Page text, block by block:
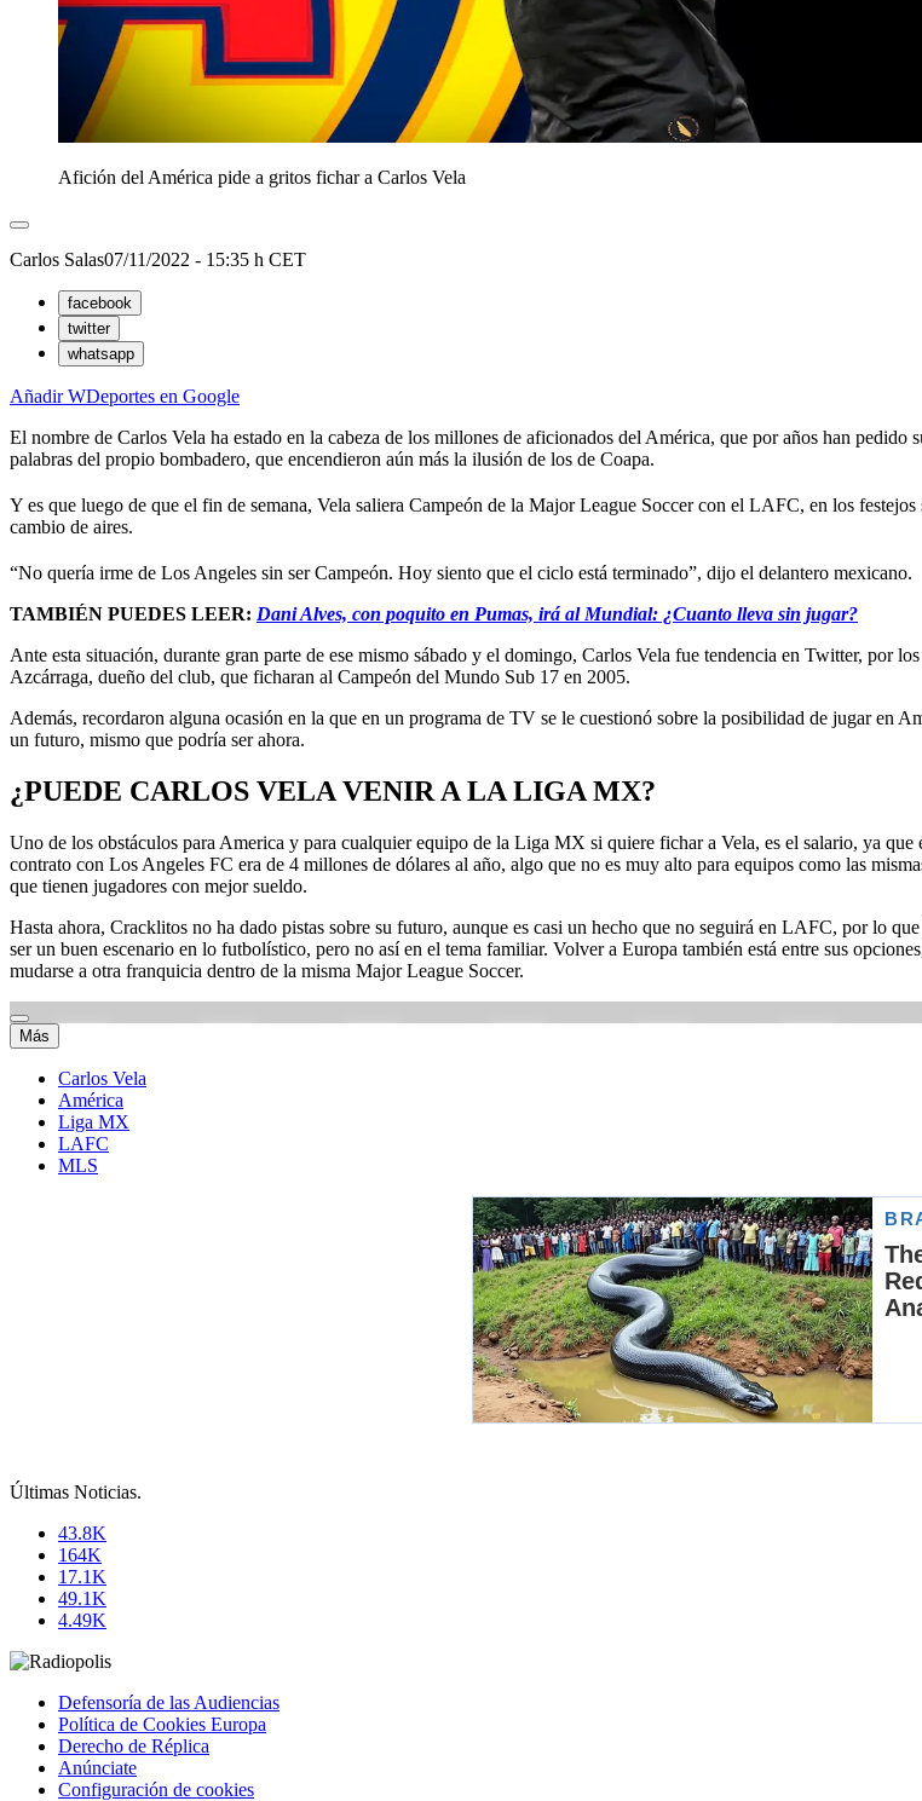
Afición del América pide a gritos fichar a Carlos Vela
Carlos Salas07/11/2022 - 15:35 h CET
facebook
twitter
whatsapp
Añadir WDeportes en Google
El nombre de Carlos Vela ha estado en la cabeza de los millones de aficionados del América, que por años han
palabras del propio bombadero, que encendieron aún más la ilusión de los de Coapa.
Y es que luego de que el fin de semana, Vela saliera Campeón de la Major League Soccer con el LAFC, en los
cambio de aires.
“No quería irme de Los Angeles sin ser Campeón. Hoy siento que el ciclo está terminado”, dijo el delantero mexicano.
TAMBIÉN PUEDES LEER: Dani Alves, con poquito en Pumas, irá al Mundial: ¿Cuanto lleva sin jugar?
Ante esta situación, durante gran parte de ese mismo sábado y el domingo, Carlos Vela fue tendencia en Twitter, por
Azcárraga, dueño del club, que ficharan al Campeón del Mundo Sub 17 en 2005.
Además, recordaron alguna ocasión en la que en un programa de TV se le cuestionó sobre la posibilidad de jugar en
un futuro, mismo que podría ser ahora.
¿PUEDE CARLOS VELA VENIR A LA LIGA MX?
Uno de los obstáculos para America y para cualquier equipo de la Liga MX si quiere fichar a Vela, es el salario, ya
contrato con Los Angeles FC era de 4 millones de dólares al año, algo que no es muy alto para equipos como las
que tienen jugadores con mejor sueldo.
Hasta ahora, Cracklitos no ha dado pistas sobre su futuro, aunque es casi un hecho que no seguirá en LAFC, por lo
ser un buen escenario en lo futbolístico, pero no así en el tema familiar. Volver a Europa también está entre sus
mudarse a otra franquicia dentro de la misma Major League Soccer.
Más
Carlos Vela
América
Liga MX
LAFC
MLS
Últimas Noticias.
43.8K
164K
17.1K
49.1K
4.49K
Defensoría de las Audiencias
Política de Cookies Europa
Derecho de Réplica
Anúnciate
Configuración de cookies